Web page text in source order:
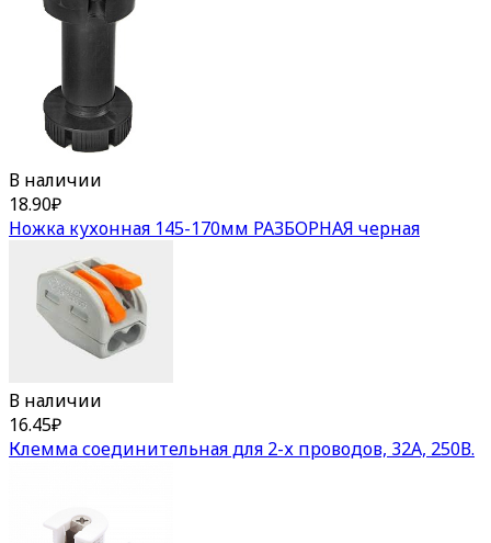
В наличии
18.90₽
Ножка кухонная 145-170мм РАЗБОРНАЯ черная
В наличии
16.45₽
Клемма соединительная для 2-х проводов, 32А, 250В.